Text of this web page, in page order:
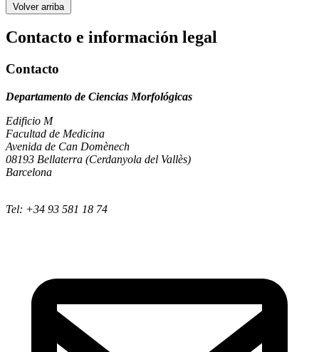
Volver arriba
Contacto e información legal
Contacto
Departamento de Ciencias Morfológicas
Edificio M
Facultad de Medicina
Avenida de Can Domènech
08193 Bellaterra (Cerdanyola del Vallès)
Barcelona
Tel: +34 93 581 18 74